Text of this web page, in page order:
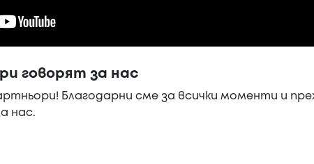
говорят за нас
Благодарни сме за всички моменти и
нас.